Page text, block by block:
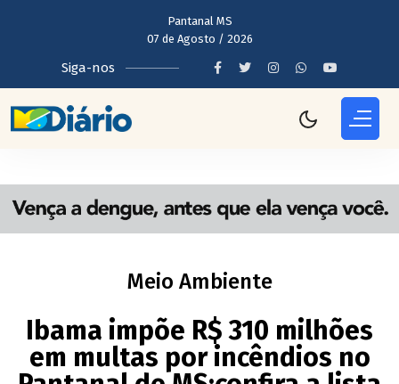
Pantanal MS
07 de Agosto / 2026
Siga-nos
Meio Ambiente
Ibama impõe R$ 310 milhões
em multas por incêndios no